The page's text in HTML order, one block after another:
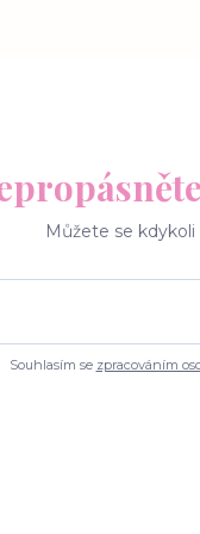
Můžete se kdykoli
Souhlasím se zpracováním